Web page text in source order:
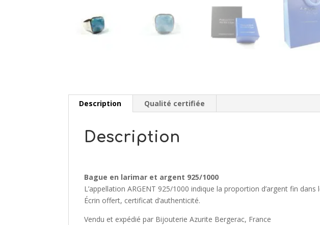
Description Qualité certifiée
Description
Bague en larimar et argent 925/1000
L’appellation ARGENT 925/1000 indique la proportion d’argent fin
Écrin offert, certificat d’authenticité.
Vendu et expédié par Bijouterie Azurite Bergerac, France